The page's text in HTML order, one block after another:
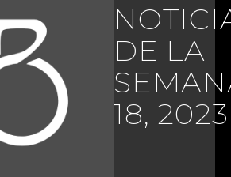
DE LA
18, 2023